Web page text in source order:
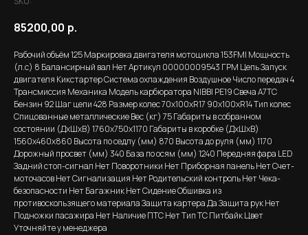
85200,00 р.
Рабочий объём 125 Маркировка двигателя мотоцикла 153FMI Мощность
(л.с) 8 Балансирный вал Нет Артикул 00000009543 ГРМ Цепь Запуск
двигателя Кикстартер Система охлаждения Воздушное Число передач 4
Трансмиссия Механика Модель карбюратора NIBBI PE19 Свеча A7TC
Бензин 92 Шаг цепи 428 Размер колес 70х100хR17 90х100хR14 Тип колес
Спицованные металлические Вес (кг) 75 Габариты в собранном
состоянии (ДхШхВ) 1760х750х1170 Габариты в коробке (ДхШхВ)
1560x460x860 Высота по седлу (мм) 870 Высота до руля (мм) 1170
Дорожный просвет (мм) 340 База по осям (мм) 1240 Передняя фара LED
Задний стоп-сигнал Нет Поворотники Нет Приборная панель Нет Счет-
моточасов Нет Сигнализация Нет Родительский контроль Нет Чека-
безопасности Нет Багажник Нет Сидение Обшивка из
противоскользящего материала Защита картера Да Защита рук Нет
Подножки пасажира Нет Наличие ПТС Нет Тип ТС Питбайк Цвет
Уточняйте у менеджера